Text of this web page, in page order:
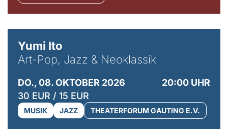
Yumi Ito
Art-Pop, Jazz & Neoklassik
DO., 08. OKTOBER 2026
20:00 UHR
30 EUR / 15 EUR
MUSIK JAZZ THEATERFORUM GAUTING E.V.